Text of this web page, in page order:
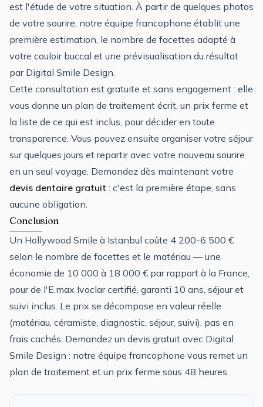
est l'étude de votre situation. À partir de quelques photos
de votre sourire, notre équipe francophone établit une
première estimation, le nombre de facettes adapté à
votre couloir buccal et une prévisualisation du résultat
par Digital Smile Design.
Cette consultation est gratuite et sans engagement : elle
vous donne un plan de traitement écrit, un prix ferme et
la liste de ce qui est inclus, pour décider en toute
transparence. Vous pouvez ensuite organiser votre séjour
sur quelques jours et repartir avec votre nouveau sourire
en un seul voyage. Demandez dès maintenant votre
devis dentaire gratuit : c'est la première étape, sans
aucune obligation.
Conclusion
Un Hollywood Smile à Istanbul coûte 4 200-6 500 €
selon le nombre de facettes et le matériau — une
économie de 10 000 à 18 000 € par rapport à la France,
pour de l'E.max Ivoclar certifié, garanti 10 ans, séjour et
suivi inclus. Le prix se décompose en valeur réelle
(matériau, céramiste, diagnostic, séjour, suivi), pas en
frais cachés. Demandez un devis gratuit avec Digital
Smile Design : notre équipe francophone vous remet un
plan de traitement et un prix ferme sous 48 heures.